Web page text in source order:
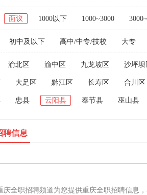
面议 1000以下 1000~3000
初中及以下 高中/中专/技校 大专
渝北区 渝中区 九龙坡区 沙坪坝
大足区 黔江区 长寿区 合川区
忠县 云阳县 奉节县 巫山县
聘信息
庆全职招聘频道为您提供重庆全职招聘信息